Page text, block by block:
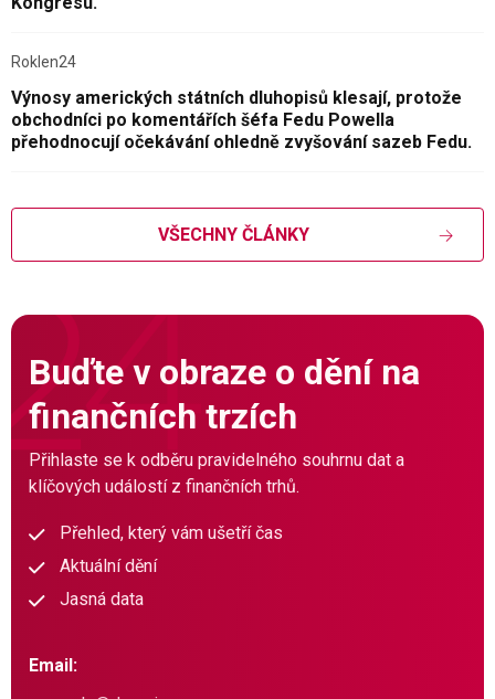
Roklen24
Výnosy amerických státních dluhopisů klesají, protože
obchodníci po komentářích šéfa Fedu Powella
přehodnocují očekávání ohledně zvyšování sazeb Fedu.
VŠECHNY ČLÁNKY
Buďte v obraze o dění na
finančních trzích
Přihlaste se k odběru pravidelného souhrnu dat a
klíčových událostí z finančních trhů.
Přehled, který vám ušetří čas
Aktuální dění
Jasná data
Email: